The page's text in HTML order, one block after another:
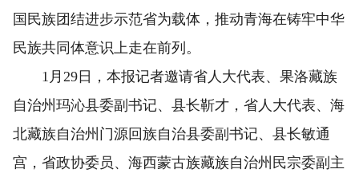
国民族团结进步示范省为载体，推动青海在铸牢中华
民族共同体意识上走在前列。
1月29日，本报记者邀请省人大代表、果洛藏族
自治州玛沁县委副书记、县长靳才，省人大代表、海
北藏族自治州门源回族自治县委副书记、县长敏通
宫，省政协委员、海西蒙古族藏族自治州民宗委副主